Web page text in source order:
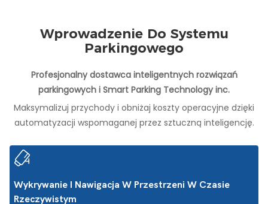
Wprowadzenie Do Systemu
Parkingowego
Profesjonalny dostawca inteligentnych rozwiązań
parkingowych i Smart Parking Technology inc.
Maksymalizuj przychody i obniżaj koszty operacyjne dzięki
automatyzacji wspomaganej przez sztuczną inteligencję.
Wykrywanie I Nawigacja W Przestrzeni W Czasie
Rzeczywistym